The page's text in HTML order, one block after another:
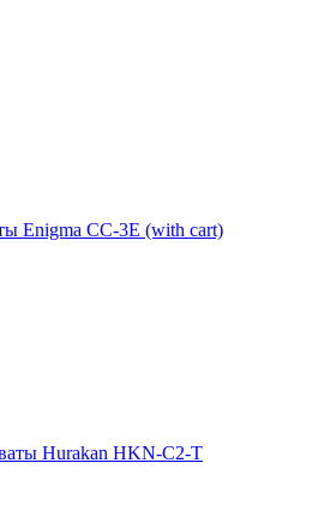
Enigma CC-3E (with cart)